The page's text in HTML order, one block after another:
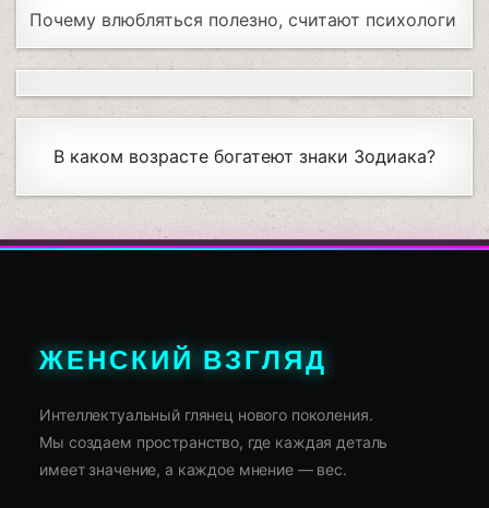
Почему влюбляться полезно, считают психологи
В каком возрасте богатеют знаки Зодиака?
ЖЕНСКИЙ ВЗГЛЯД
Интеллектуальный глянец нового поколения.
Мы создаем пространство, где каждая деталь
имеет значение, а каждое мнение — вес.